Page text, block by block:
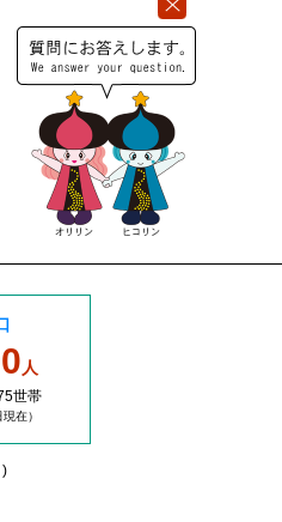
人
世帯
在）
)